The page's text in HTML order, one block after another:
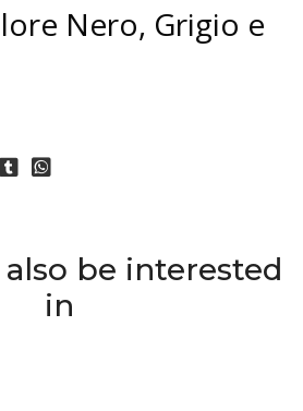
Nero, Grigio e
be interested
in